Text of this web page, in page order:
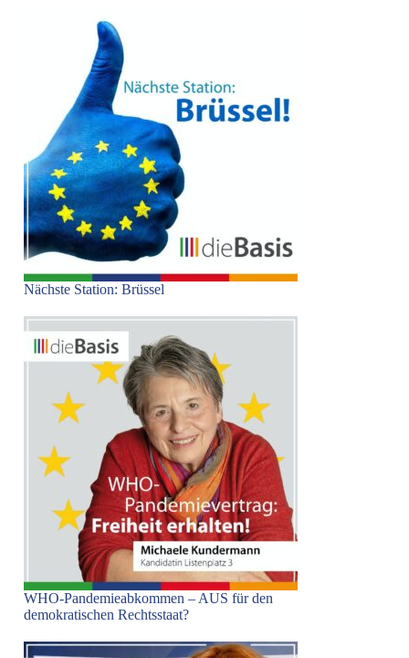
Nächste Station: Brüssel
WHO-Pandemieabkommen – AUS für den
demokratischen Rechtsstaat?